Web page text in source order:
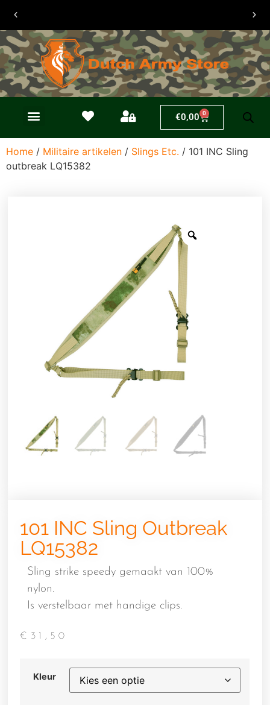
30 dagen
retouren
€0,00 0
Home / Militaire artikelen / Slings Etc. / 101 INC Sling
outbreak LQ15382
101 INC Sling Outbreak
LQ15382
Sling strike speedy gemaakt van 100%
nylon.
Is verstelbaar met handige clips.
€ 31,50
Kleur